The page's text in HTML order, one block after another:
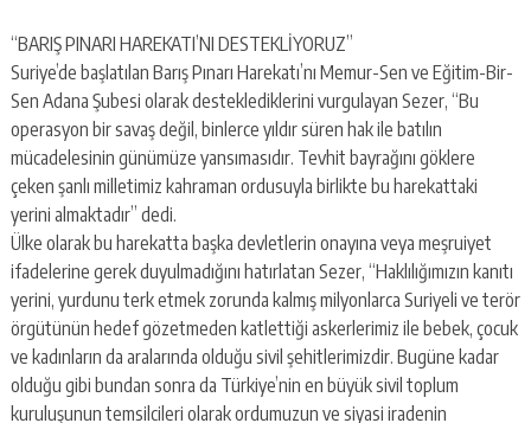
“BARIŞ PINARI HAREKATI’NI DESTEKLİYORUZ”
Suriye’de başlatılan Barış Pınarı Harekatı’nı Memur-Sen ve Eğitim-Bir-
Sen Adana Şubesi olarak desteklediklerini vurgulayan Sezer, “Bu
operasyon bir savaş değil, binlerce yıldır süren hak ile batılın
mücadelesinin günümüze yansımasıdır. Tevhit bayrağını göklere
çeken şanlı milletimiz kahraman ordusuyla birlikte bu harekattaki
yerini almaktadır” dedi.
Ülke olarak bu harekatta başka devletlerin onayına veya meşruiyet
ifadelerine gerek duyulmadığını hatırlatan Sezer, “Haklılığımızın kanıtı
yerini, yurdunu terk etmek zorunda kalmış milyonlarca Suriyeli ve terör
örgütünün hedef gözetmeden katlettiği askerlerimiz ile bebek, çocuk
ve kadınların da aralarında olduğu sivil şehitlerimizdir. Bugüne kadar
olduğu gibi bundan sonra da Türkiye’nin en büyük sivil toplum
kuruluşunun temsilcileri olarak ordumuzun ve siyasi iradenin